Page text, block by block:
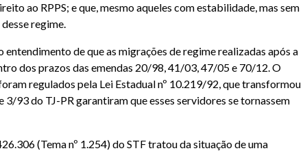
ao RPPS; e que, mesmo aqueles com estabilidade, mas sem
regime.
de que as migrações de regime realizadas após a
dos prazos das emendas 20/98, 41/03, 47/05 e 70/12. O
regulados pela Lei Estadual nº 10.219/92, que transformou
93 do TJ-PR garantiram que esses servidores se tornassem
(Tema nº 1.254) do STF tratou da situação de uma